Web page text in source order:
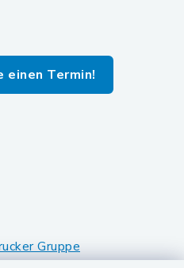
einen Termin!
Gruppe